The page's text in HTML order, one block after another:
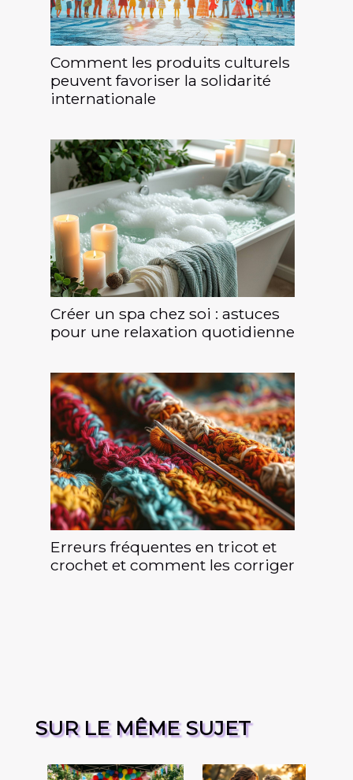
Comment les produits culturels
peuvent favoriser la solidarité
internationale
Créer un spa chez soi : astuces
pour une relaxation quotidienne
Erreurs fréquentes en tricot et
crochet et comment les corriger
SUR LE MÊME SUJET